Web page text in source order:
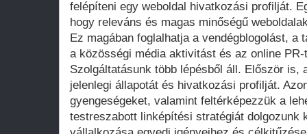
felépíteni egy weboldal hivatkozási profilját.
hogy releváns és magas minőségű
Ez magában foglalhatja a vendégblogolást, a
a közösségi média aktivitást és az online
Szolgáltatásunk több lépésből áll. Először is,
jelenlegi állapotát és hivatkozási profilját.
gyengeségeket, valamint feltérképezzük a
testreszabott linképítési stratégiát dolgozunk